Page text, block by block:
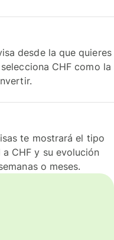
desde la que quieres
CHF como la
te mostrará el tipo
CHF y su evolución
o meses.